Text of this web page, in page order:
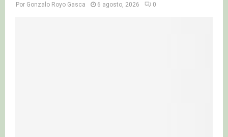
Por Gonzalo Royo Gasca 6 agosto, 2026 0